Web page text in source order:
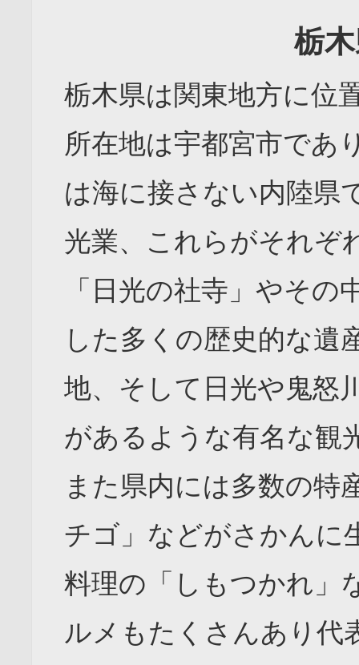
栃
栃木県は関東地方に位
所在地は宇都宮市であ
は海に接さない内陸県
光業、これらがそれぞ
「日光の社寺」やそ
した多くの歴史的な遺
地、そして日光や鬼怒
があるような有名な観
また県内には多数の特
チゴ」などがさかんに
料理の「しもつかれ」
ルメもたくさんあり代